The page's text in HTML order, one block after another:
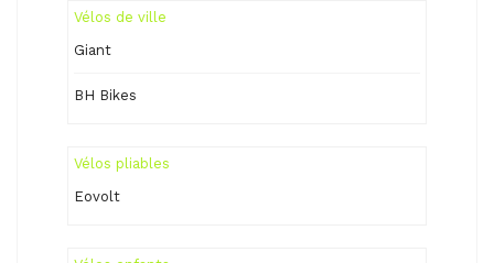
Vélos de ville
Giant
BH Bikes
Vélos pliables
Eovolt